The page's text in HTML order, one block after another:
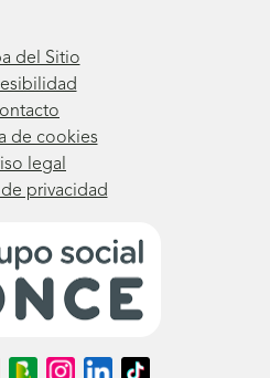
del Sitio
de cookies
legal
privacidad
SíguenosSíguenosSíguenosSíguenos